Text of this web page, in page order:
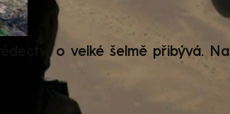
o velké šelmě přibývá. Na